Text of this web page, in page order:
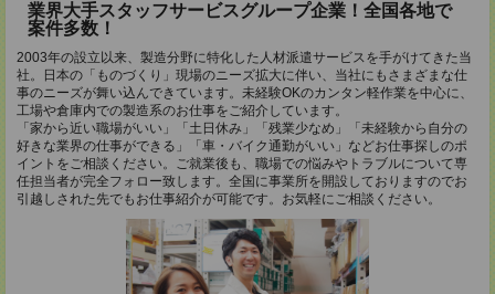
業界大手スタッフサービスグループ企業！全国各地で
案件多数！
2003年の設立以来、製造分野に特化した人材派遣サービスを手がけてきた当
社。日本の「ものづくり」現場のニーズ拡大に伴い、当社にもさまざまな仕
事のニーズが舞い込んできています。未経験OKのカンタン軽作業を中心に、
工場や倉庫内での製造系のお仕事をご紹介しています。
「家から近い職場がいい」「土日休み」「残業少なめ」「未経験から自分の
好きな業界の仕事ができる」「車・バイク通勤がいい」などお仕事探しのポ
イントをご相談ください。ご就業後も、職場での悩みやトラブルについて専
任担当者が完全フォロー致します。全国に事業所を開設しておりますのでお
引越しされた先でもお仕事紹介が可能です。お気軽にご相談ください。